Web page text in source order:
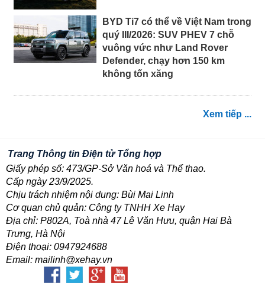
BYD Ti7 có thể về Việt Nam trong
quý III/2026: SUV PHEV 7 chỗ
vuông vức như Land Rover
Defender, chạy hơn 150 km
không tốn xăng
Xem tiếp ...
Trang Thông tin Điện tử Tổng hợp
Giấy phép số: 473/GP-Sở Văn hoá và Thể thao.
Cấp ngày 23/9/2025.
Chịu trách nhiệm nội dung: Bùi Mai Linh
Cơ quan chủ quản: Công ty TNHH Xe Hay
Địa chỉ: P802A, Toà nhà 47 Lê Văn Hưu, quận Hai Bà
Trưng, Hà Nội
Điện thoại: 0947924688
Email: mailinh@xehay.vn